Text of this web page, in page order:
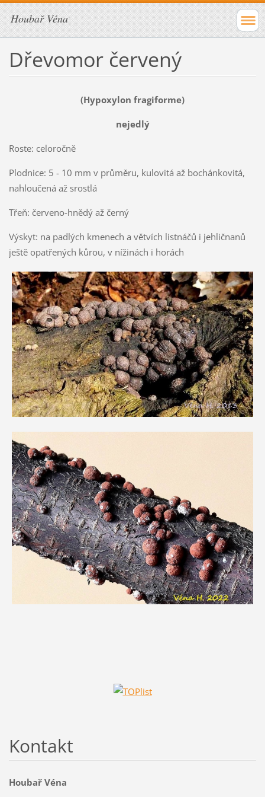
Houbař Véna
Dřevomor červený
(Hypoxylon fragiforme)
nejedlý
Roste: celoročně
Plodnice: 5 - 10 mm v průměru, kulovitá až bochánkovitá,
nahloučená až srostlá
Třeň: červeno-hnědý až černý
Výskyt: na padlých kmenech a větvích listnáčů i jehličnanů
ještě opatřených kůrou, v nížinách i horách
Kontakt
Houbař Véna